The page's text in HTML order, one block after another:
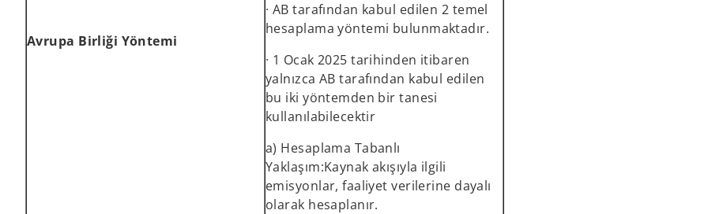
Avrupa Birliği Yöntemi
· AB tarafından kabul edilen 2 temel
hesaplama yöntemi bulunmaktadır.
· 1 Ocak 2025 tarihinden itibaren
yalnızca AB tarafından kabul edilen
bu iki yöntemden bir tanesi
kullanılabilecektir
a) Hesaplama Tabanlı
Yaklaşım:Kaynak akışıyla ilgili
emisyonlar, faaliyet verilerine dayalı
olarak hesaplanır.